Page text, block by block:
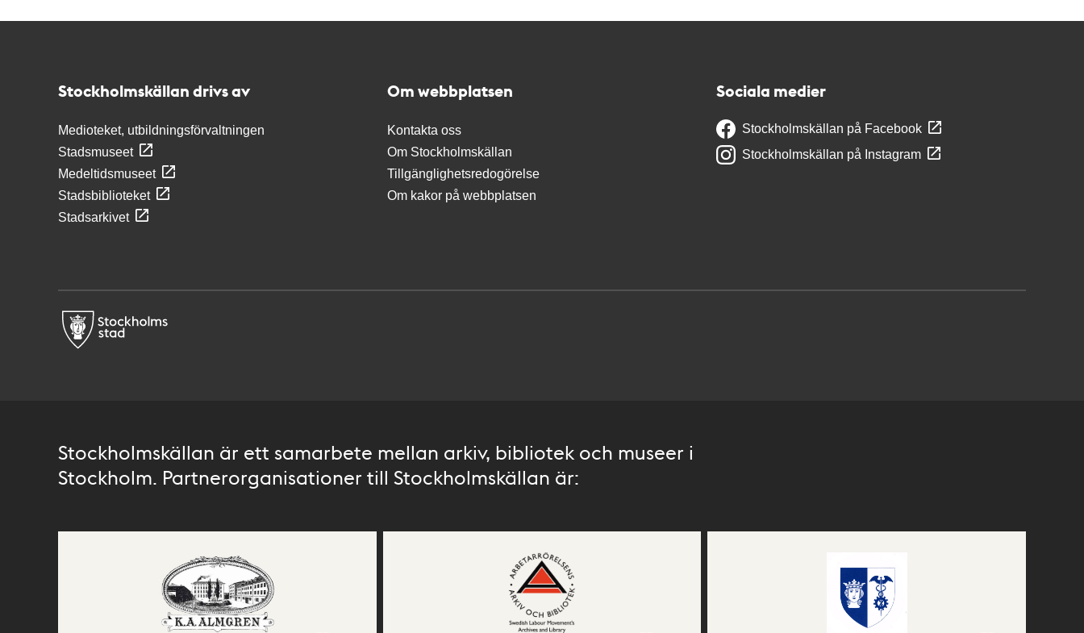
Stockholmskällan drivs av
Medioteket, utbildningsförvaltningen
Stadsmuseet
Medeltidsmuseet
Stadsbiblioteket
Stadsarkivet
Om webbplatsen
Kontakta oss
Om Stockholmskällan
Tillgänglighetsredogörelse
Om kakor på webbplatsen
Sociala medier
Stockholmskällan på Facebook
Stockholmskällan på Instagram
Stockholmskällan är ett samarbete mellan arkiv, bibliotek och museer i
Stockholm. Partnerorganisationer till Stockholmskällan är: